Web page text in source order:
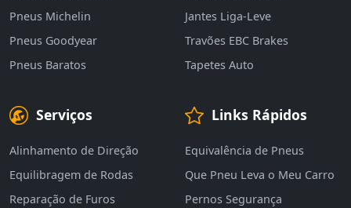
Pneus Michelin
Pneus Goodyear
Pneus Baratos
Jantes Liga-Leve
Travões EBC Brakes
Tapetes Auto
Serviços
Alinhamento de Direção
Equilibragem de Rodas
Reparação de Furos
Links Rápidos
Equivalência de Pneus
Que Pneu Leva o Meu Carro
Pernos Segurança